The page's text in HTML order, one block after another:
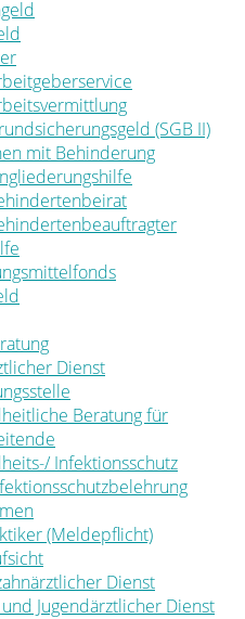
(SGB II)
mit Behinderung
Dienst
Beratung für
Infektionsschutz
(Meldepflicht)
Dienst
Jugendärztlicher Dienst